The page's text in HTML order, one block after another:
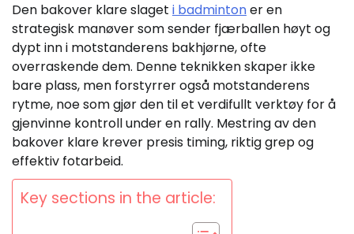
Den bakover klare slaget i badmintoner en
strategisk manøver som sender fjærballen høyt og
dypt inn i motstanderens bakhjørne, ofte
overraskende dem. Denne teknikken skaper ikke
bare plass, men forstyrrer også motstanderens
rytme, noe som gjør den til et verdifullt verktøy for å
gjenvinne kontroll under en rally. Mestring av den
bakover klare krever presis timing, riktig grep og
effektiv fotarbeid.
Key sections in the article: